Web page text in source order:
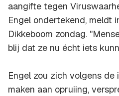
aangifte tegen
Engel ondertekend, meldt
Dikkeboom zondag.
blij dat ze nu écht iets
Engel zou zich volgens
maken aan opruiing,